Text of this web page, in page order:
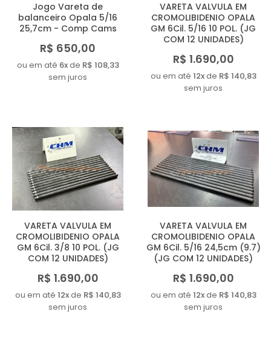
Jogo Vareta de
balanceiro Opala 5/16
25,7cm - Comp Cams
R$ 650,00
ou em até 6xde R$ 108,33
sem juros
VARETA VALVULA EM
CROMOLIBIDENIO OPALA
GM 6Cil. 5/16 10 POL. (JG
COM 12 UNIDADES)
R$ 1.690,00
ou em até 12xde R$ 140,83
sem juros
VARETA VALVULA EM
CROMOLIBIDENIO OPALA
GM 6Cil. 3/8 10 POL. (JG
COM 12 UNIDADES)
R$ 1.690,00
ou em até 12xde R$ 140,83
sem juros
VARETA VALVULA EM
CROMOLIBIDENIO OPALA
GM 6Cil. 5/16 24,5cm (9.7)
(JG COM 12 UNIDADES)
R$ 1.690,00
ou em até 12xde R$ 140,83
sem juros